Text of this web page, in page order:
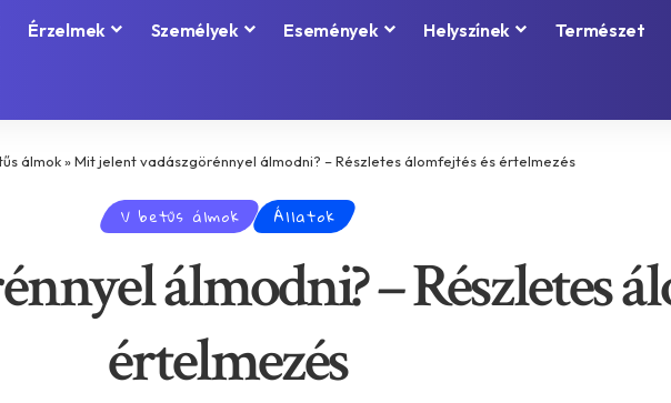
Érzelmek Személyek Események Helyszínek Természet
álmok»Mit jelent vadászgörénnyel álmodni? – Részletes álomfejtés és értelmezés
V betűs álmok Állatok
álmodni? – Részletes
értelmezés